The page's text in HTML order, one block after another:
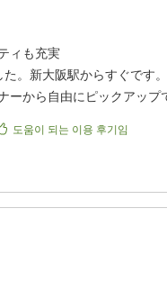
ィも充実
。新大阪駅からすぐです。
ーから自由にピックアップ
使い捨てタイプでした。館
がりました。
ちらから
도움이 되는 이용 후기임